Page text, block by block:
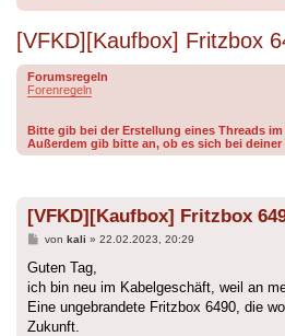
[VFKD][Kaufbox] Fritzbox
Forumsregeln
Forenregeln
Bitte gib bei der Erstellung eines Threads
Außerdem gib bitte an, ob es sich bei
[VFKD][Kaufbox] Fritzbox
Beitrag
von kali » 22.02.2023, 20:29
Guten Tag,
ich bin neu im Kabelgeschäft, weil an
Eine ungebrandete Fritzbox 6490, die
Zukunft.